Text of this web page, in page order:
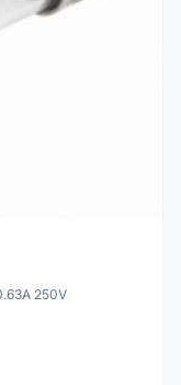
250V